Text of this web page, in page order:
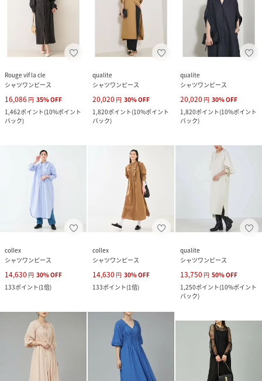
Rouge vif la cle
シャツワンピース
16,086 円 35%OFF
1,462ポイント(10%ポイント
バック)
qualite
シャツワンピース
20,020 円 30%OFF
1,820ポイント(10%ポイント
バック)
qualite
シャツワンピース
20,020 円 30%OFF
1,820ポイント(10%ポイント
バック)
collex
シャツワンピース
14,630 円 30%OFF
133ポイント(1倍)
collex
シャツワンピース
14,630 円 30%OFF
133ポイント(1倍)
qualite
シャツワンピース
13,750 円 50%OFF
1,250ポイント(10%ポイント
バック)